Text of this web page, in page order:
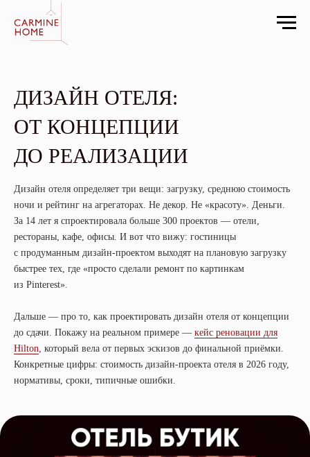
ДИЗАЙН ОТЕЛЯ:
ОТ КОНЦЕПЦИИ
ДО РЕАЛИЗАЦИИ
Дизайн отеля определяет три вещи: загрузку, среднюю стоимость
ночи и рейтинг на агрегаторах. Не декор. Не «красоту». Деньги.
За 14 лет я спроектировала больше 300 проектов — отели,
рестораны, кафе, офисы. И вот что вижу: гостиницы
с продуманным дизайн-проектом выходят на плановую загрузку
быстрее тех, где «просто сделали ремонт по картинкам
из Pinterest».
Дальше — про то, как проектировать дизайн отеля от концепции
до сдачи. Покажу на реальном примере — кейс реновации для
Hilton, который вела от первых эскизов до финальной приёмки.
Конкретные цифры: стоимость дизайн-проекта отеля в 2026 году,
нормативы, сроки, типичные ошибки.